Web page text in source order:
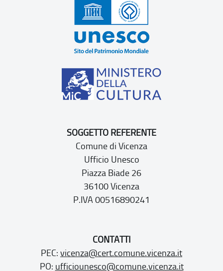
SOGGETTO REFERENTE
Comune di Vicenza
Ufficio Unesco
Piazza Biade 26
36100 Vicenza
P.IVA 00516890241
CONTATTI
PEC: vicenza@cert.comune.vicenza.it
PO: ufficiounesco@comune.vicenza.it